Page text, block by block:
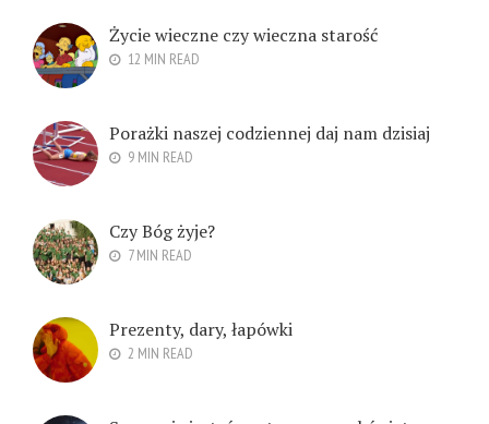
Życie wieczne czy wieczna starość
12 MIN READ
Porażki naszej codziennej daj nam dzisiaj
9 MIN READ
Czy Bóg żyje?
7 MIN READ
Prezenty, dary, łapówki
2 MIN READ